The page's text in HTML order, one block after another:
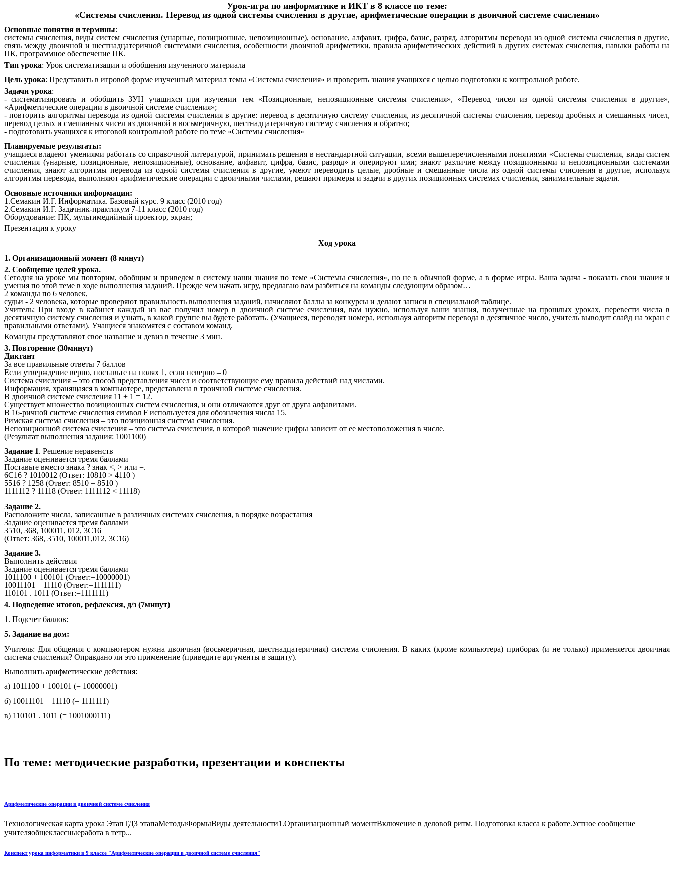
Урок-игра по информатике и ИКТ в 8 классе по теме:
«Системы счисления. Перевод из одной системы счисления в другие, арифметические операции в двоичной системе счисления»
Основные понятия и термины:
системы счисления, виды систем счисления (унарные, позиционные, непозиционные), основание, алфавит, цифра, базис, разряд, алгоритмы перевода из одной системы счисления в другие,
связь между двоичной и шестнадцатеричной системами счисления, особенности двоичной арифметики, правила арифметических действий в других системах счисления, навыки работы на
ПК, программное обеспечение ПК.
Тип урока: Урок систематизации и обобщения изученного материала
Цель урока: Представить в игровой форме изученный материал темы «Системы счисления» и проверить знания учащихся с целью подготовки к контрольной работе.
Задачи урока:
- систематизировать и обобщить ЗУН учащихся при изучении тем «Позиционные, непозиционные системы счисления», «Перевод чисел из одной системы счисления в другие»,
«Арифметические операции в двоичной системе счисления»;
- повторить алгоритмы перевода из одной системы счисления в другие: перевод в десятичную систему счисления, из десятичной системы счисления, перевод дробных и смешанных чисел,
перевод целых и смешанных чисел из двоичной в восьмеричную, шестнадцатеричную систему счисления и обратно;
- подготовить учащихся к итоговой контрольной работе по теме «Системы счисления»
Планируемые результаты:
учащиеся владеют умениями работать со справочной литературой, принимать решения в нестандартной ситуации, всеми вышеперечисленными понятиями «Системы счисления, виды систем
счисления (унарные, позиционные, непозиционные), основание, алфавит, цифра, базис, разряд» и оперируют ими; знают различие между позиционными и непозиционными системами
счисления, знают алгоритмы перевода из одной системы счисления в другие, умеют переводить целые, дробные и смешанные числа из одной системы счисления в другие, используя
алгоритмы перевода, выполняют арифметические операции с двоичными числами, решают примеры и задачи в других позиционных системах счисления, занимательные задачи.
Основные источники информации:
1.Семакин И.Г. Информатика. Базовый курс. 9 класс (2010 год)
2.Семакин И.Г. Задачник-практикум 7-11 класс (2010 год)
Оборудование: ПК, мультимедийный проектор, экран;
Презентация к уроку
Ход урока
1. Организационный момент (8 минут)
2. Сообщение целей урока.
Сегодня на уроке мы повторим, обобщим и приведем в систему наши знания по теме «Системы счисления», но не в обычной форме, а в форме игры. Ваша задача - показать свои знания и
умения по этой теме в ходе выполнения заданий. Прежде чем начать игру, предлагаю вам разбиться на команды следующим образом…
2 команды по 6 человек,
судьи - 2 человека, которые проверяют правильность выполнения заданий, начисляют баллы за конкурсы и делают записи в специальной таблице.
Учитель: При входе в кабинет каждый из вас получил номер в двоичной системе счисления, вам нужно, используя ваши знания, полученные на прошлых уроках, перевести числа в
десятичную систему счисления и узнать, в какой группе вы будете работать. (Учащиеся, переводят номера, используя алгоритм перевода в десятичное число, учитель выводит слайд на экран с
правильными ответами). Учащиеся знакомятся с составом команд.
Команды представляют свое название и девиз в течение 3 мин.
3. Повторение (30минут)
Диктант
За все правильные ответы 7 баллов
Если утверждение верно, поставьте на полях 1, если неверно – 0
Система счисления – это способ представления чисел и соответствующие ему правила действий над числами.
Информация, хранящаяся в компьютере, представлена в троичной системе счисления.
В двоичной системе счисления 11 + 1 = 12.
Существует множество позиционных систем счисления, и они отличаются друг от друга алфавитами.
В 16-ричной системе счисления символ F используется для обозначения числа 15.
Римская система счисления – это позиционная система счисления.
Непозиционной система счисления – это система счисления, в которой значение цифры зависит от ее местоположения в числе.
(Результат выполнения задания: 1001100)
Задание 1. Решение неравенств
Задание оценивается тремя баллами
Поставьте вместо знака ? знак <, > или =.
6С16 ? 1010012 (Ответ: 10810 > 4110 )
5516 ? 1258 (Ответ: 8510 = 8510 )
1111112 ? 11118 (Ответ: 1111112 < 11118)
Задание 2.
Расположите числа, записанные в различных системах счисления, в порядке возрастания
Задание оценивается тремя баллами
3510, 368, 100011, 012, 3C16
(Ответ: 368, 3510, 100011,012, 3C16)
Задание 3.
Выполнить действия
Задание оценивается тремя баллами
1011100 + 100101 (Ответ:=10000001)
10011101 – 11110 (Ответ:=1111111)
110101 . 1011 (Ответ:=1111111)
4. Подведение итогов, рефлексия, д/з (7минут)
1. Подсчет баллов:
5. Задание на дом:
Учитель: Для общения с компьютером нужна двоичная (восьмеричная, шестнадцатеричная) система счисления. В каких (кроме компьютера) приборах (и не только) применяется двоичная
система счисления? Оправдано ли это применение (приведите аргументы в защиту).
Выполнить арифметические действия:
а) 1011100 + 100101 (= 10000001)
б) 10011101 – 11110 (= 1111111)
в) 110101 . 1011 (= 1001000111)
По теме: методические разработки, презентации и конспекты
Арифметические операции в двоичной системе счисления
Технологическая карта урока ЭтапТДЗ этапаМетодыФормыВиды деятельности1.Организационный моментВключение в деловой ритм. Подготовка класса к работе.Устное сообщение
учителяобщеклассныеработа в тетр...
Конспект урока информатики в 9 классе "Арифметические операции в двоичной системе счисления"